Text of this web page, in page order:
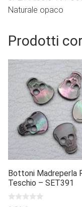
Naturale opaco
Prodotti
Bottoni Madreperla
Teschio – SET391